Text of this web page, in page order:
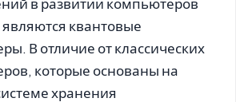
квантовые
В отличие от классических
которые основаны на
хранения